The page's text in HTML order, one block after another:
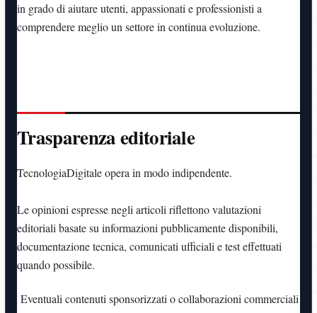
in grado di aiutare utenti, appassionati e professionisti a
comprendere meglio un settore in continua evoluzione.
Trasparenza editoriale
TecnologiaDigitale opera in modo indipendente.
Le opinioni espresse negli articoli riflettono valutazioni
editoriali basate su informazioni pubblicamente disponibili,
documentazione tecnica, comunicati ufficiali e test effettuati
quando possibile.
Eventuali contenuti sponsorizzati o collaborazioni commerciali